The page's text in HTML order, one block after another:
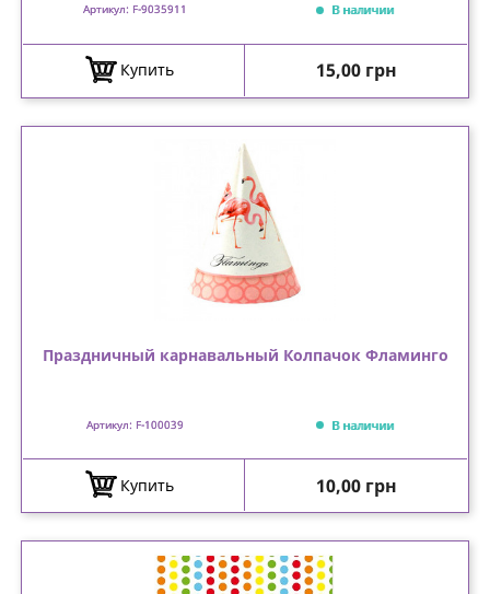
Артикул: F-9035911 В наличии
Купить Цена
15,00 грн
Праздничный карнавальный Колпачок Фламинго
Артикул: F-100039 В наличии
Купить Цена
10,00 грн